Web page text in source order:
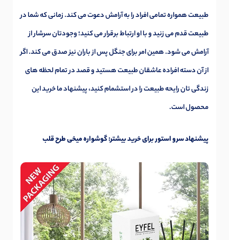
طبیعت همواره تمامی افراد را به آرامش دعوت می کند. زمانی که شما در
طبیعت قدم می زنید و با او ارتباط برقرار می کنید؛ وجودتان سرشار از
آرامش می شود. همین امر برای جنگل پس از باران نیز صدق می کند. اگر
از آن دسته افراده عاشقان طبیعت هستید و قصد در تمام لحظه های
زندگی تان رایحه طبیعت را در استشمام کنید، پیشنهاد ما خرید این
محصول است.
پیشنهاد سرو استور برای خرید بیشتر:گوشواره میخی طرح قلب